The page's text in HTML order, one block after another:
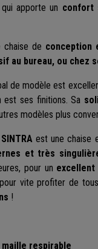
qui apporte un confort
chaise de conception
au bureau, ou chez
de modèle est
est ses finitions. Sa
modèles plus
SINTRAest une chaise
et très
pour un
vite profiter de
!
respirable